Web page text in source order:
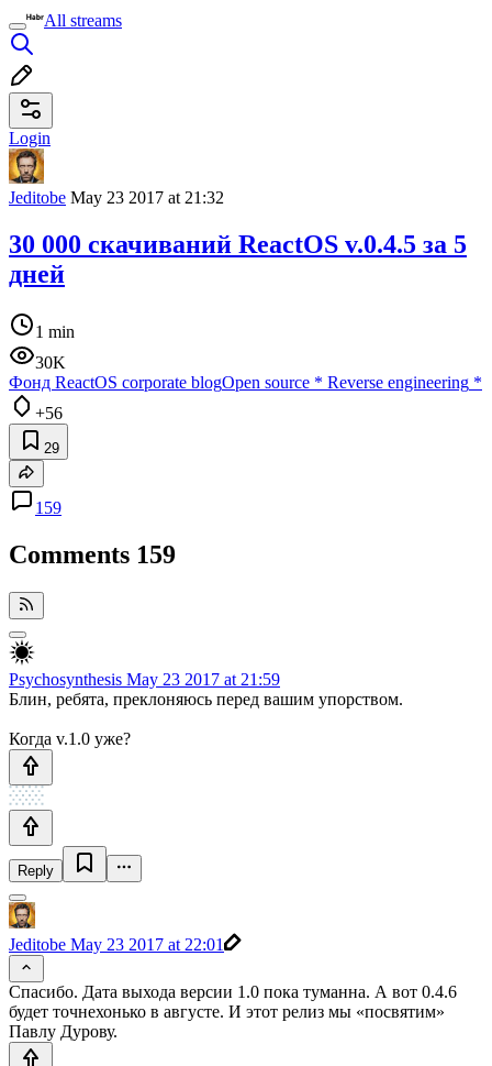
All streams
Login
Jeditobe May 23 2017 at 21:32
30 000 скачиваний ReactOS v.0.4.5 за 5
дней
1 min
30K
Фонд ReactOS corporate blogOpen source * Reverse engineering *
+56
29
159
Comments 159
Psychosynthesis May 23 2017 at 21:59
Блин, ребята, преклоняюсь перед вашим упорством.
Когда v.1.0 уже?
Reply
Jeditobe May 23 2017 at 22:01
Спасибо. Дата выхода версии 1.0 пока туманна. А вот 0.4.6
будет точнехонько в августе. И этот релиз мы «посвятим»
Павлу Дурову.